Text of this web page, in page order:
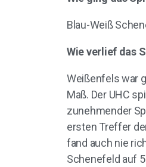
Blau-Weiß
Wie verlief das
Weißenfels war
Maß. Der UHC
zunehmender
ersten Treffer
fand auch nie
Schenefeld auf